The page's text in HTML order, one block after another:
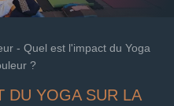
- Quel est l'impact du Yoga
?
DU YOGA SUR LA